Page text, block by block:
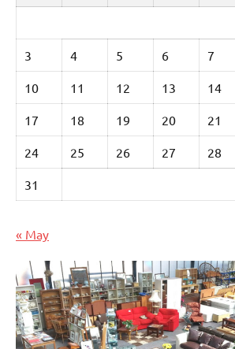
3 4 5 6 7
10 11 12 13 14
17 18 19 20 21
24 25 26 27 28
31
« May